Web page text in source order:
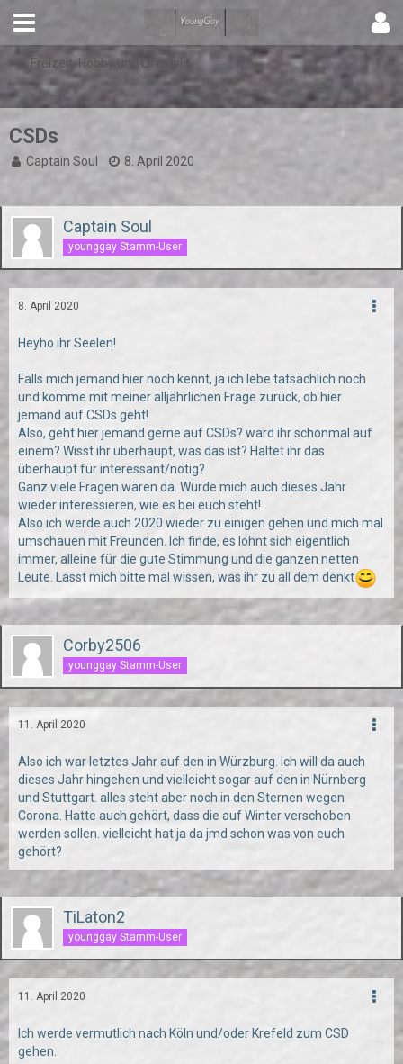
Freizeit, Hobby und Lifestyle
CSDs
Captain Soul 8. April 2020
Captain Soul
younggay Stamm-User
8. April 2020
Heyho ihr Seelen!
Falls mich jemand hier noch kennt, ja ich lebe tatsächlich noch
und komme mit meiner alljährlichen Frage zurück, ob hier
jemand auf CSDs geht!
Also, geht hier jemand gerne auf CSDs? ward ihr schonmal auf
einem? Wisst ihr überhaupt, was das ist? Haltet ihr das
überhaupt für interessant/nötig?
Ganz viele Fragen wären da. Würde mich auch dieses Jahr
wieder interessieren, wie es bei euch steht!
Also ich werde auch 2020 wieder zu einigen gehen und mich mal
umschauen mit Freunden. Ich finde, es lohnt sich eigentlich
immer, alleine für die gute Stimmung und die ganzen netten
Leute. Lasst mich bitte mal wissen, was ihr zu all dem denkt
Corby2506
younggay Stamm-User
11. April 2020
Also ich war letztes Jahr auf den in Würzburg. Ich will da auch
dieses Jahr hingehen und vielleicht sogar auf den in Nürnberg
und Stuttgart. alles steht aber noch in den Sternen wegen
Corona. Hatte auch gehört, dass die auf Winter verschoben
werden sollen. vielleicht hat ja da jmd schon was von euch
gehört?
TiLaton2
younggay Stamm-User
11. April 2020
Ich werde vermutlich nach Köln und/oder Krefeld zum CSD
gehen.